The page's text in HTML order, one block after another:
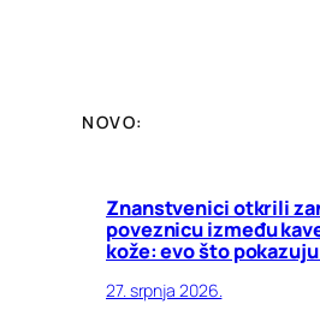
NOVO:
Znanstvenici otkrili
poveznicu između
kože: evo što
27. srpnja 2026.